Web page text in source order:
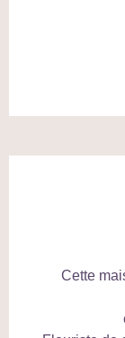
Cette